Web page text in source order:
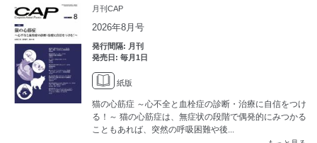
月刊CAP
2026年8月号
発行間隔: 月刊
発売日: 毎月1日
紙版
猫の心筋症 ～心不全と血栓症の診断・治療に自信をつけ
る！～ 猫の心筋症は、無症状の段階で偶発的にみつかる
こともあれば、突然の呼吸困難や後...